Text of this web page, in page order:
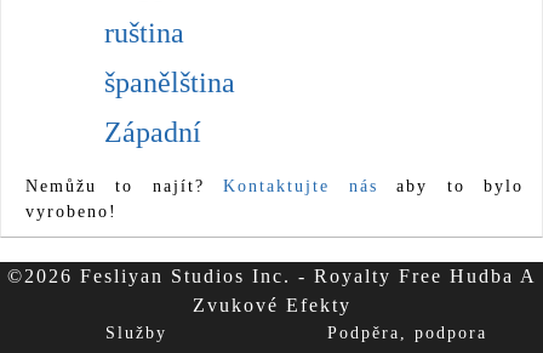
ruština
španělština
Západní
Nemůžu to najít?Kontaktujte nás
aby to bylo
vyrobeno!
©2026 Fesliyan Studios Inc. - Royalty Free Hudba A
Zvukové Efekty
Služby Podpěra, podpora